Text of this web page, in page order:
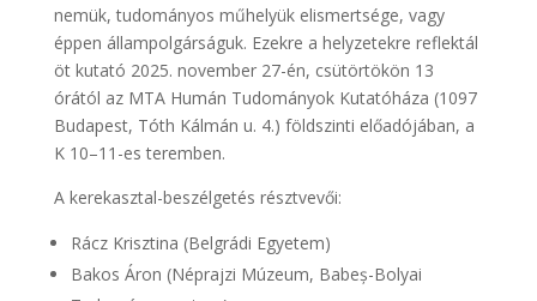
nemük, tudományos műhelyük elismertsége, vagy
éppen állampolgárságuk. Ezekre a helyzetekre reflektál
öt kutató 2025. november 27-én, csütörtökön 13
órától az MTA Humán Tudományok Kutatóháza (1097
Budapest, Tóth Kálmán u. 4.) földszinti előadójában, a
K 10–11-es teremben.
A kerekasztal-beszélgetés résztvevői:
Rácz Krisztina (Belgrádi Egyetem)
Bakos Áron (Néprajzi Múzeum, Babeș-Bolyai